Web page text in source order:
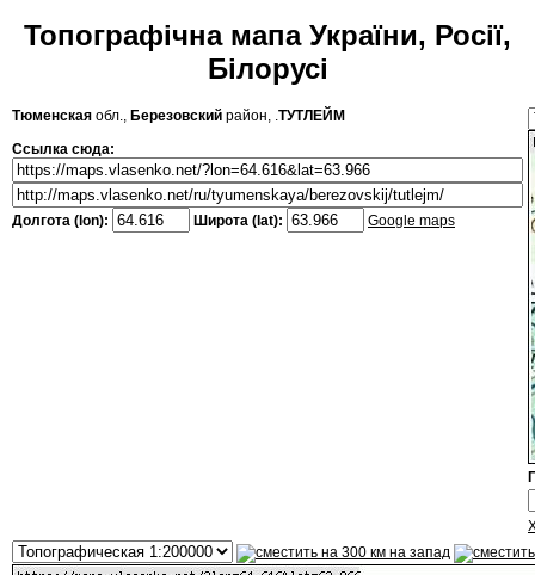
Топографічна мапа України, Росії,
Білорусі
Тюменская обл., Березовский район, .ТУТЛЕЙМ
Ссылка сюда:
Долгота (lon): Широта (lat): Google maps